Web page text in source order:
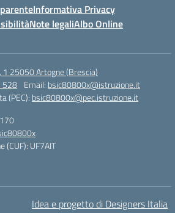
Informativa Privacy
Note legaliAlbo Online
1 25050 Artogne (Brescia)
528 Email: bsic80800x@istruzione.it
(PEC): bsic80800x@pec.istruzione.it
(CUF): UF7AIT
Idea e progetto di Designers Italia